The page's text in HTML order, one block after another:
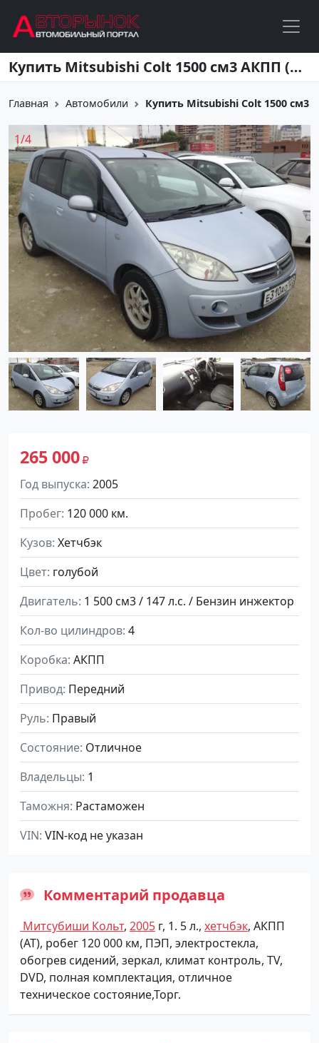
Перейти к основному содержанию Купить Mitsubishi Colt 1500 см3 АКПП (147 л.с.) Бензин инжектор в Анапа: цвет голубой Хетчбэк 2005 года по цене 265000 рублей, объявление №1629 на сайте Авторынок23
Главная Автомобили Купить Mitsubishi Colt 1500 см3
265 000
Год выпуска 2005
Пробег 120 000 км.
Кузов Хетчбэк
Цвет голубой
Двигатель 1 500 см3 / 147 л.с. / Бензин инжектор
Кол-во цилиндров 4
Коробка АКПП
Привод Передний
Руль Правый
Состояние Отличное
Владельцы 1
Таможня Растаможен
VIN VIN-код не указан
1/4
Комментарий продавца
Митсубиши Кольт, 2005 г, 1. 5 л., хетчбэк, АКПП
(АТ), робег 120 000 км, ПЭП, электростекла,
обогрев сидений, зеркал, климат контроль, TV,
DVD, полная комплектация, отличное
техническое состояние,Торг.